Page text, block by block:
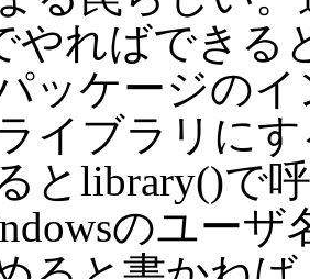
やればできる
ッケージの
イブラリに
とlibrary()で
のユー